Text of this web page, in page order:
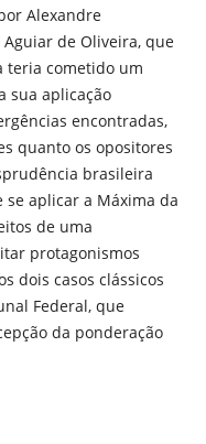
Alexandre
Aguiar de Oliveira, que
teria cometido um
sua aplicação
encontradas,
quanto os opositores
brasileira
se aplicar a Máxima da
de uma
protagonismos
dois casos clássicos
Federal, que
da ponderação